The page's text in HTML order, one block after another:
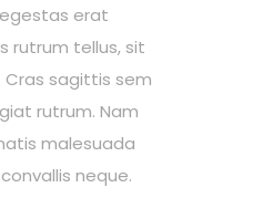
erat
rutrum tellus, sit
Cras sagittis sem
rutrum. Nam
malesuada
neque.